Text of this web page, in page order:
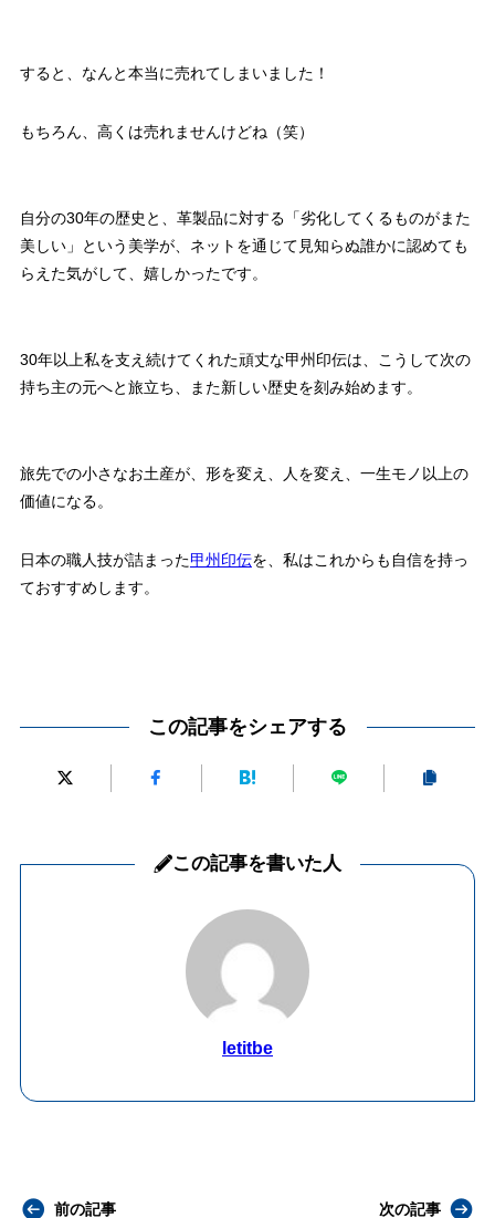
すると、なんと本当に売れてしまいました！
もちろん、高くは売れませんけどね（笑）
自分の30年の歴史と、革製品に対する「劣化してくるものがまた
美しい」という美学が、ネットを通じて見知らぬ誰かに認めても
らえた気がして、嬉しかったです。
30年以上私を支え続けてくれた頑丈な甲州印伝は、こうして次の
持ち主の元へと旅立ち、また新しい歴史を刻み始めます。
旅先での小さなお土産が、形を変え、人を変え、一生モノ以上の
価値になる。
日本の職人技が詰まった甲州印伝を、私はこれからも自信を持っ
ておすすめします。
この記事をシェアする
この記事を書いた人
letitbe
前の記事 次の記事